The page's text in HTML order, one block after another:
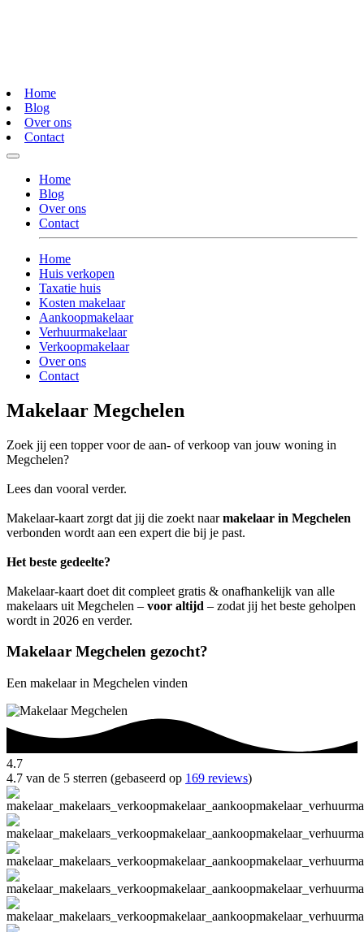
Home
Blog
Over ons
Contact
Home
Blog
Over ons
Contact
Home
Huis verkopen
Taxatie huis
Kosten makelaar
Aankoopmakelaar
Verhuurmakelaar
Verkoopmakelaar
Over ons
Contact
Makelaar Megchelen
Zoek jij een topper voor de aan- of verkoop van jouw woning in
Megchelen?
Lees dan vooral verder.
Makelaar-kaart zorgt dat jij die zoekt naarmakelaar in Megchelen
verbonden wordt aan een expert die bij je past.
Het beste gedeelte?
Makelaar-kaart doet dit compleet gratis & onafhankelijk van alle
makelaars uit Megchelen – voor altijd – zodat jij het beste geholpen
wordt in 2026 en verder.
Makelaar Megchelen gezocht?
Een makelaar in Megchelen vinden
4.7
4.7 van de 5 sterren (gebaseerd op 169 reviews)